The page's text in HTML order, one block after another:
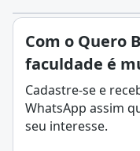
Com o Quero
faculdade é
Cadastre-se e
WhatsApp assim
seu interesse.